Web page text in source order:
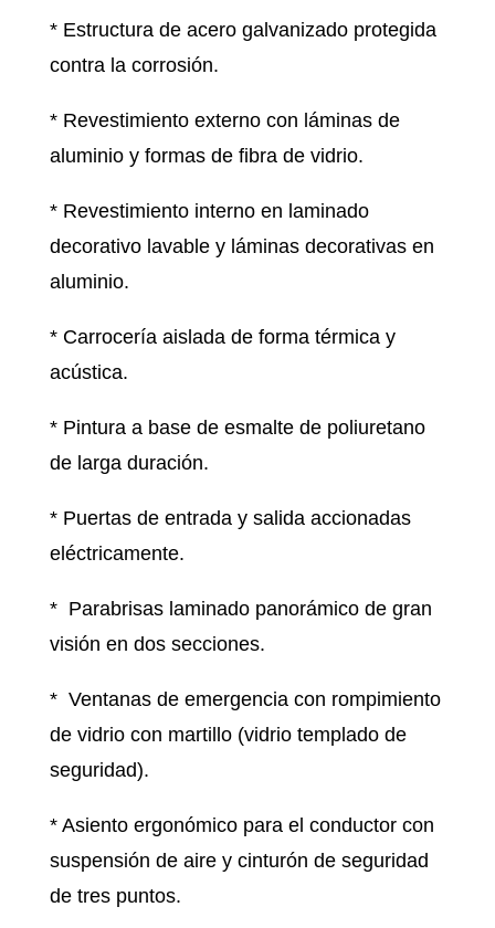
* Estructura de acero galvanizado protegida
contra la corrosión.
* Revestimiento externo con láminas de
aluminio y formas de fibra de vidrio.
* Revestimiento interno en laminado
decorativo lavable y láminas decorativas en
aluminio.
* Carrocería aislada de forma térmica y
acústica.
* Pintura a base de esmalte de poliuretano
de larga duración.
* Puertas de entrada y salida accionadas
eléctricamente.
* Parabrisas laminado panorámico de gran
visión en dos secciones.
* Ventanas de emergencia con rompimiento
de vidrio con martillo (vidrio templado de
seguridad).
* Asiento ergonómico para el conductor con
suspensión de aire y cinturón de seguridad
de tres puntos.